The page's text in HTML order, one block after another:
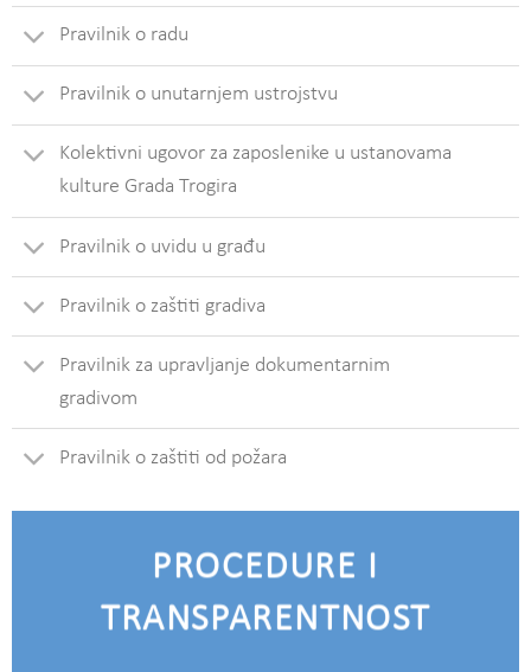
Pravilnik o radu
Pravilnik o unutarnjem ustrojstvu
Kolektivni ugovor za zaposlenike u ustanovama
kulture Grada Trogira
Pravilnik o uvidu u građu
Pravilnik o zaštiti gradiva
Pravilnik za upravljanje dokumentarnim
gradivom
Pravilnik o zaštiti od požara
PROCEDURE I
TRANSPARENTNOST